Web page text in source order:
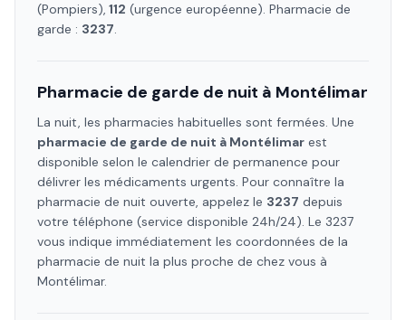
(Pompiers), 112 (urgence européenne). Pharmacie de
garde : 3237.
Pharmacie de garde de nuit à Montélimar
La nuit, les pharmacies habituelles sont fermées. Une
pharmacie de garde de nuit à Montélimar est
disponible selon le calendrier de permanence pour
délivrer les médicaments urgents. Pour connaître la
pharmacie de nuit ouverte, appelez le 3237 depuis
votre téléphone (service disponible 24h/24). Le 3237
vous indique immédiatement les coordonnées de la
pharmacie de nuit la plus proche de chez vous à
Montélimar.